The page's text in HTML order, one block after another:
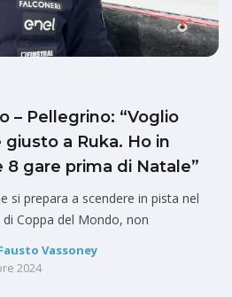
– Pellegrino: “Voglio
a Ruka. Ho in
gare prima di Natale”
si prepara a scendere in pista nel
Coppa del Mondo, non
Vassoney
2024